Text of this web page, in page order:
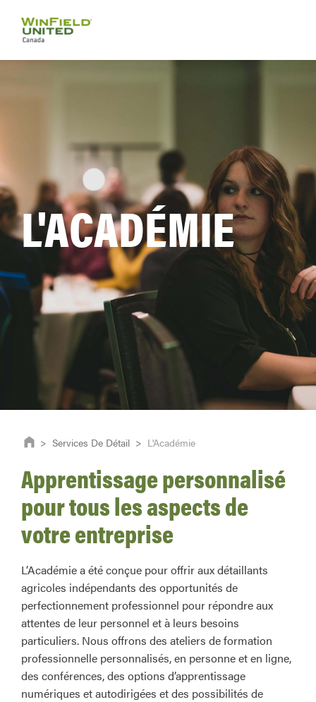
L'ACADÉMIE
> Services De Détail > L'Académie
Apprentissage personnalisé
pour tous les aspects de
votre entreprise
L’Académie a été conçue pour offrir aux détaillants
agricoles indépendants des opportunités de
perfectionnement professionnel pour répondre aux
attentes de leur personnel et à leurs besoins
particuliers. Nous offrons des ateliers de formation
professionnelle personnalisés, en personne et en ligne,
des conférences, des options d’apprentissage
numériques et autodirigées et des possibilités de